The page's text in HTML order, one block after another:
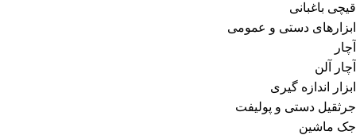
قیچی باغبانی
ابزارهای دستی و عمومی
آچار
آچار آلن
ابزار اندازه‌ گیری
جرثقیل دستی و پولیفت
جک ماشین